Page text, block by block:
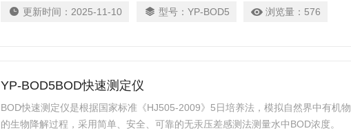
更新时间： 2025-11-10 型号： YP-BOD5 浏览量： 576
YP-BOD5BOD快速测定仪
BOD快速测定仪是根据国家标准《HJ505-2009》5日培养法，模拟自然界中有机物
的生物降解过程，采用简单、安全、可靠的无汞压差感测法测量水中BOD浓度。